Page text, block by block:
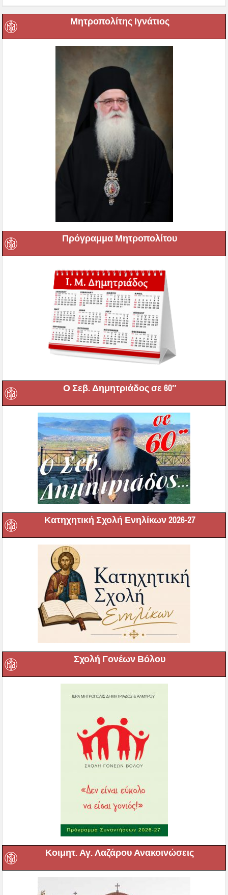
Μητροπολίτης Ιγνάτιος
Πρόγραμμα Μητροπολίτου
Ο Σεβ. Δημητριάδος σε 60″
Κατηχητική Σχολή Ενηλίκων 2026-27
Σχολή Γονέων Βόλου
Κοιμητ. Αγ. Λαζάρου Ανακοινώσεις